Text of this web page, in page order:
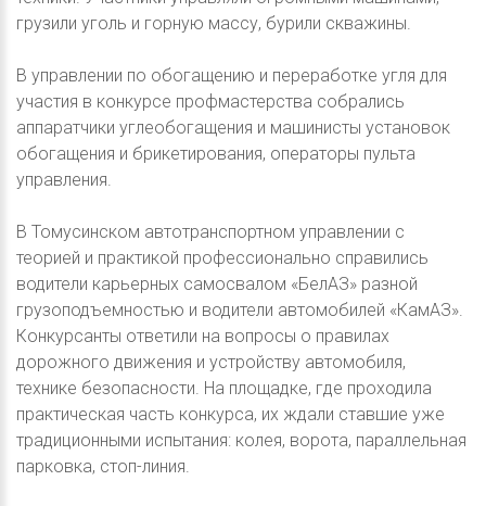
грузили уголь и горную массу, бурили скважины.
В управлении по обогащению и переработке угля для
участия в конкурсе профмастерства собрались
аппаратчики углеобогащения и машинисты установок
обогащения и брикетирования, операторы пульта
управления.
В Томусинском автотранспортном управлении с
теорией и практикой профессионально справились
водители карьерных самосвалом «БелАЗ» разной
грузоподъемностью и водители автомобилей «КамАЗ».
Конкурсанты ответили на вопросы о правилах
дорожного движения и устройству автомобиля,
технике безопасности. На площадке, где проходила
практическая часть конкурса, их ждали ставшие уже
традиционными испытания: колея, ворота, параллельная
парковка, стоп-линия.